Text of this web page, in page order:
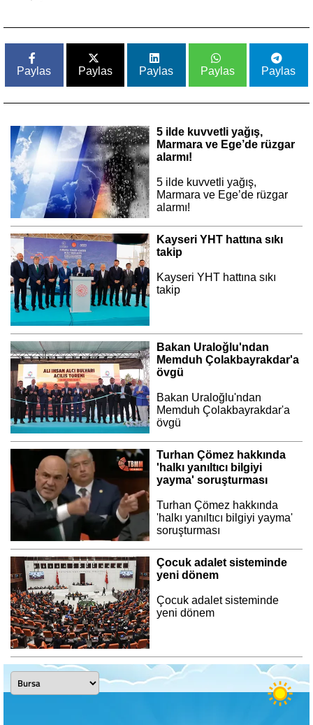
Paylas Paylas Paylas Paylas Paylas
5 ilde kuvvetli yağış,
Marmara ve Ege’de rüzgar
alarmı!
5 ilde kuvvetli yağış,
Marmara ve Ege’de rüzgar
alarmı!
Kayseri YHT hattına sıkı
takip
Kayseri YHT hattına sıkı
takip
Bakan Uraloğlu'ndan
Memduh Çolakbayrakdar'a
övgü
Bakan Uraloğlu'ndan
Memduh Çolakbayrakdar'a
övgü
Turhan Çömez hakkında
'halkı yanıltıcı bilgiyi
yayma' soruşturması
Turhan Çömez hakkında
'halkı yanıltıcı bilgiyi yayma'
soruşturması
Çocuk adalet sisteminde
yeni dönem
Çocuk adalet sisteminde
yeni dönem